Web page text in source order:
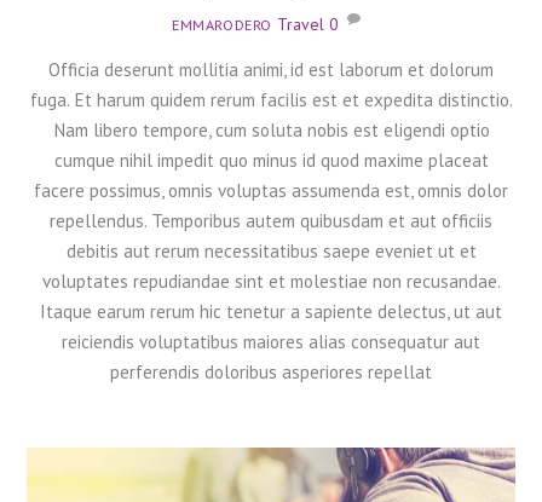
EMMARODERO Travel 0
Officia deserunt mollitia animi, id est laborum et dolorum
fuga. Et harum quidem rerum facilis est et expedita distinctio.
Nam libero tempore, cum soluta nobis est eligendi optio
cumque nihil impedit quo minus id quod maxime placeat
facere possimus, omnis voluptas assumenda est, omnis dolor
repellendus. Temporibus autem quibusdam et aut officiis
debitis aut rerum necessitatibus saepe eveniet ut et
voluptates repudiandae sint et molestiae non recusandae.
Itaque earum rerum hic tenetur a sapiente delectus, ut aut
reiciendis voluptatibus maiores alias consequatur aut
perferendis doloribus asperiores repellat